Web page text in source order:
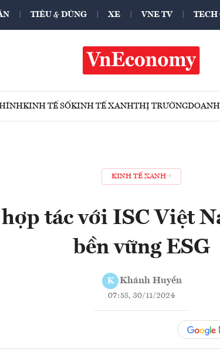
TIÊU & DÙNG XE VNE TV TECH
KINH TẾ SỐKINH TẾ XANHTHỊ TRƯỜNG
KINH TẾ XANH
tác với ISC Việt
bền vững ESG
K Khánh Huyền
07:58, 30/11/2024